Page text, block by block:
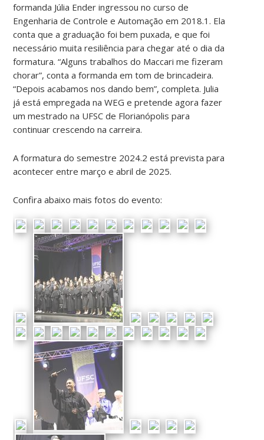
formanda Júlia Ender ingressou no curso de
Engenharia de Controle e Automação em 2018.1. Ela
conta que a graduação foi bem puxada, e que foi
necessário muita resiliência para chegar até o dia da
formatura. “Alguns trabalhos do Maccari me fizeram
chorar”, conta a formanda em tom de brincadeira.
“Depois acabamos nos dando bem”, completa. Julia
já está empregada na WEG e pretende agora fazer
um mestrado na UFSC de Florianópolis para
continuar crescendo na carreira.
A formatura do semestre 2024.2 está prevista para
acontecer entre março e abril de 2025.
Confira abaixo mais fotos do evento: